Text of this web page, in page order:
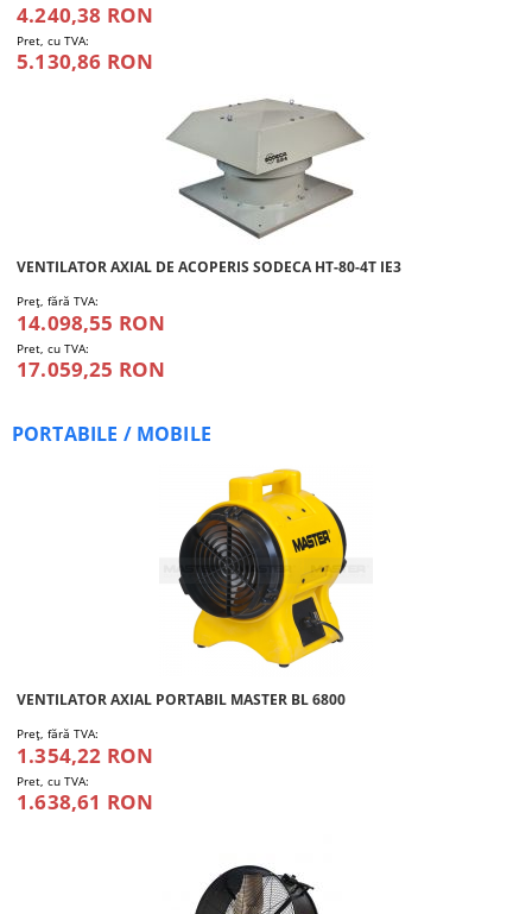
4.240,38 RON
Pret, cu TVA:
5.130,86 RON
VENTILATOR AXIAL DE ACOPERIS SODECA HT-80-4T IE3
Preţ, fără TVA:
14.098,55 RON
Pret, cu TVA:
17.059,25 RON
PORTABILE / MOBILE
VENTILATOR AXIAL PORTABIL MASTER BL 6800
Preţ, fără TVA:
1.354,22 RON
Pret, cu TVA:
1.638,61 RON